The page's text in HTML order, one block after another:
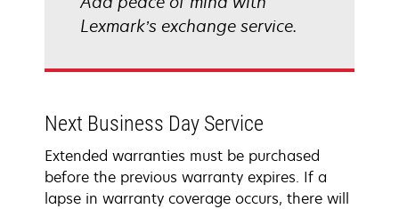
Lexmark’s exchange service.
Next Business Day Service
Extended warranties must be purchased
before the previous warranty expires. If a
lapse in warranty coverage occurs, there will